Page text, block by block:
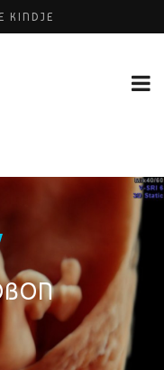
KINDJE